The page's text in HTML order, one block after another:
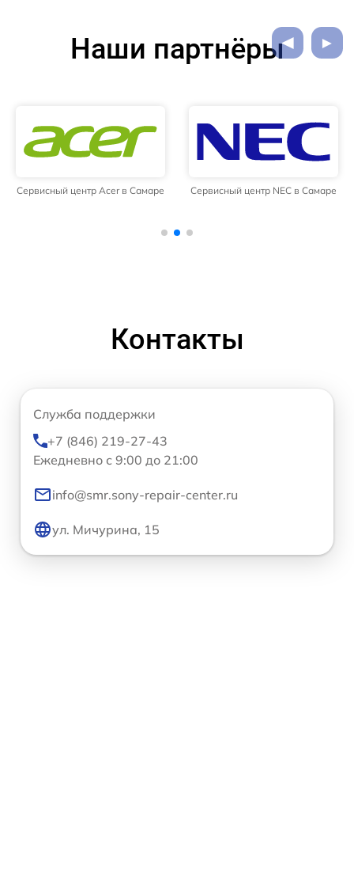
Наши партнёры
Сервисный центр Acer в Самаре Сервисный центр NEC в Самаре
Контакты
Служба поддержки
+7 (846) 219-27-43
Ежедневно с 9:00 до 21:00
info@smr.sony-repair-center.ru
ул. Мичурина, 15